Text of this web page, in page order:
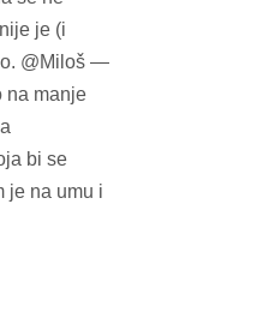
je (i
@Miloš —
na manje
bi se
je na umu i